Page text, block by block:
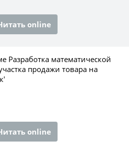
online
Разработка математической
продажи товара на
online